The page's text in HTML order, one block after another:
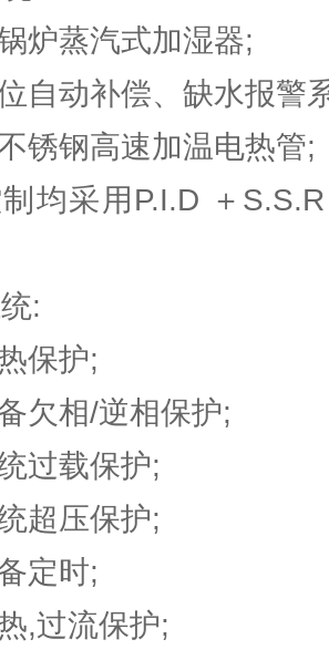
炉蒸汽式加湿器;
自动补偿、缺水报警
锈钢高速加温电热管;
均采用P.I.D ＋
:
保护;
欠相/逆相保护;
过载保护;
超压保护;
定时;
,过流保护;